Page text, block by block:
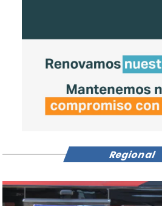
Regional